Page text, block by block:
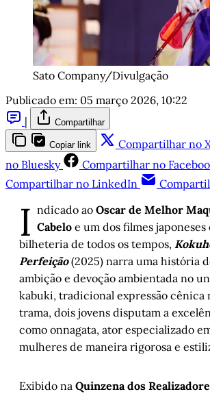
Sato Company/Divulgação
Publicado em: 05 março 2026, 10:22
|
Compartilhar
Copiar link Compartilhar no
no Bluesky
Compartilhar no
Compartilhar no LinkedIn
I ndicado ao Oscar de Melhor
Cabelo e um dos filmes
bilheteria de todos os tempos,
Perfeição(2025) narra uma história
ambição e devoção ambientada no
kabuki, tradicional expressão cênica
trama, dois jovens disputam a
como onnagata, ator especializado
mulheres de maneira rigorosa e
Exibido na Quinzena dos